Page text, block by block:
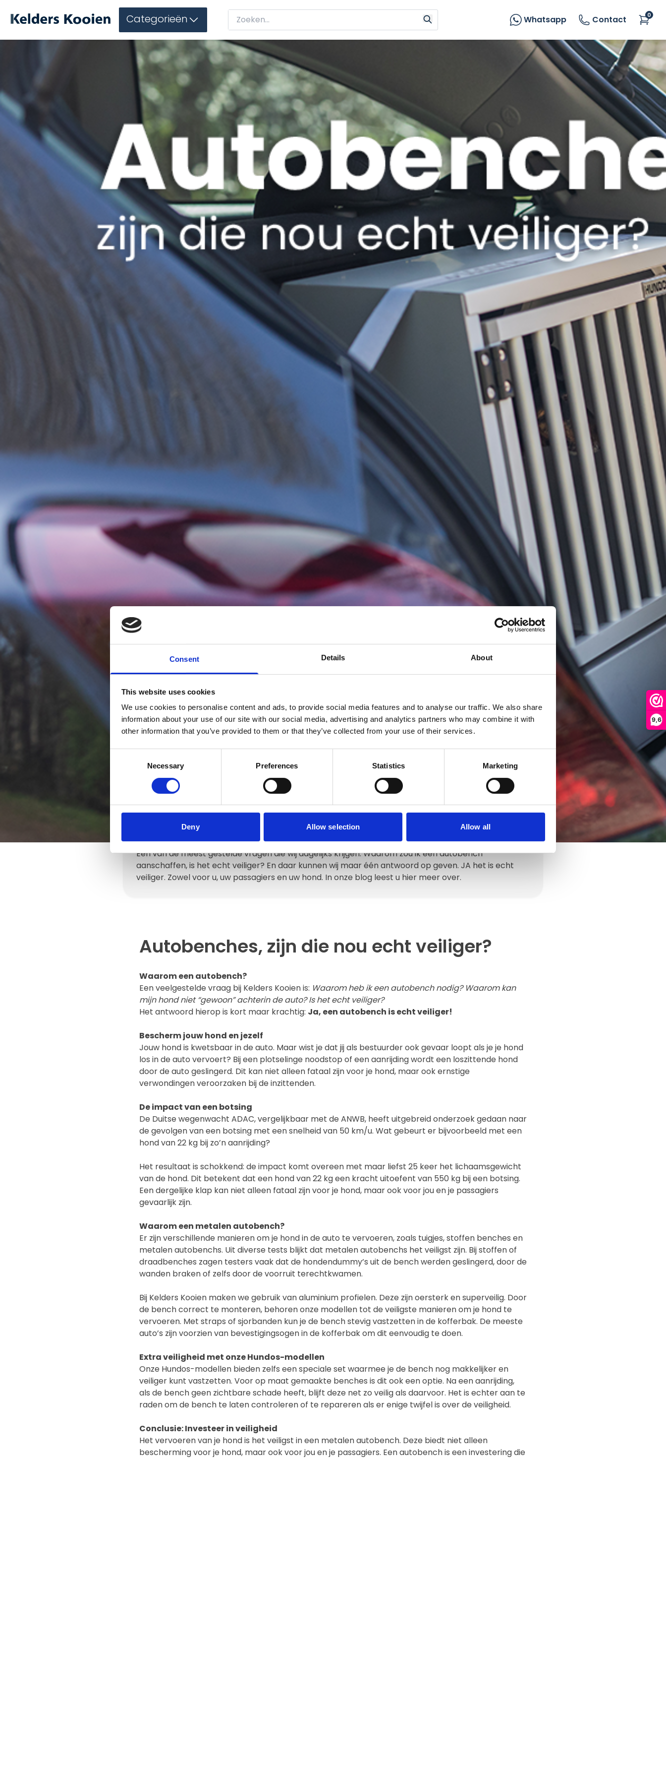
Consent Details About
This website uses cookies
We use cookies to personalise content and ads, to provide social media features and to analyse our traffic. We also share
information about your use of our site with our social media, advertising and analytics partners who may combine it with
other information that you’ve provided to them or that they’ve collected from your use of their services.
Necessary Preferences Statistics Marketing
Deny Allow selection Allow all
9,6
Categorieën Whatsapp Contact 0
In het kort
Marina Vink
Eén van de meest gestelde vragen die wij dagelijks krijgen. Waarom zou ik een autobench
aanschaffen, is het echt veiliger? En daar kunnen wij maar één antwoord op geven. JA het is echt
veiliger. Zowel voor u, uw passagiers en uw hond. In onze blog leest u hier meer over.
Autobenches, zijn die nou echt veiliger?
Waarom een autobench?
Een veelgestelde vraag bij Kelders Kooien is: Waarom heb ik een autobench nodig? Waarom kan
mijn hond niet “gewoon” achterin de auto? Is het echt veiliger?
Het antwoord hierop is kort maar krachtig: Ja, een autobench is echt veiliger!
Bescherm jouw hond en jezelf
Jouw hond is kwetsbaar in de auto. Maar wist je dat jij als bestuurder ook gevaar loopt als je je hond
los in de auto vervoert? Bij een plotselinge noodstop of een aanrijding wordt een loszittende hond
door de auto geslingerd. Dit kan niet alleen fataal zijn voor je hond, maar ook ernstige
verwondingen veroorzaken bij de inzittenden.
De impact van een botsing
De Duitse wegenwacht ADAC, vergelijkbaar met de ANWB, heeft uitgebreid onderzoek gedaan naar
de gevolgen van een botsing met een snelheid van 50 km/u. Wat gebeurt er bijvoorbeeld met een
hond van 22 kg bij zo’n aanrijding?
Het resultaat is schokkend: de impact komt overeen met maar liefst 25 keer het lichaamsgewicht
van de hond. Dit betekent dat een hond van 22 kg een kracht uitoefent van 550 kg bij een botsing.
Een dergelijke klap kan niet alleen fataal zijn voor je hond, maar ook voor jou en je passagiers
gevaarlijk zijn.
Waarom een metalen autobench?
Er zijn verschillende manieren om je hond in de auto te vervoeren, zoals tuigjes, stoffen benches en
metalen autobench­­s. Uit diverse tests blijkt dat metalen autobench­­s het veiligst zijn. Bij stoffen of
draadbenches zagen testers vaak dat de hondendummy’s uit de bench werden geslingerd, door de
wanden braken of zelfs door de voorruit terechtkwamen.
Bij Kelders Kooien maken we gebruik van aluminium profielen. Deze zijn oersterk en superveilig. Door
de bench correct te monteren, behoren onze modellen tot de veiligste manieren om je hond te
vervoeren. Met straps of sjorbanden kun je de bench stevig vastzetten in de kofferbak. De meeste
auto’s zijn voorzien van bevestigingsogen in de kofferbak om dit eenvoudig te doen.
Extra veiligheid met onze Hundos-modellen
Onze Hundos-modellen bieden zelfs een speciale set waarmee je de bench nog makkelijker en
veiliger kunt vastzetten. Voor op maat gemaakte benches is dit ook een optie. Na een aanrijding,
als de bench geen zichtbare schade heeft, blijft deze net zo veilig als daarvoor. Het is echter aan te
raden om de bench te laten controleren of te repareren als er enige twijfel is over de veiligheid.
Conclusie: Investeer in veiligheid
Het vervoeren van je hond is het veiligst in een metalen autobench. Deze biedt niet alleen
bescherming voor je hond, maar ook voor jou en je passagiers. Een autobench is een investering die